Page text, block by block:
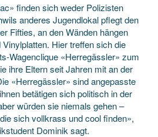
finden sich weder Polizisten
anderes Jugendlokal pflegt den
Fifties, an den Wänden hängen
Hier treffen sich die
Wagenclique «Herregässler» zum
ihre Eltern seit Jahren mit an der
«Herregässler» sind angepasste
betätigen sich politisch in der
würden sie niemals gehen –
sich vollkrass und cool finden»,
Dominik sagt.